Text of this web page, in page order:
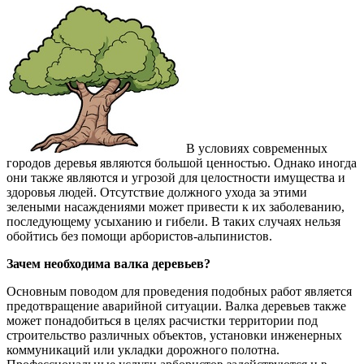
В условиях современных
городов деревья являются большой ценностью. Однако иногда
они также являются и угрозой для целостности имущества и
здоровья людей. Отсутствие должного ухода за этими
зелеными насаждениями может привести к их заболеванию,
последующему усыханию и гибели. В таких случаях нельзя
обойтись без помощи арбористов-альпинистов.
Зачем необходима валка деревьев?
Основным поводом для проведения подобных работ является
предотвращение аварийной ситуации. Валка деревьев также
может понадобиться в целях расчистки территории под
строительство различных объектов, установки инженерных
коммуникаций или укладки дорожного полотна.